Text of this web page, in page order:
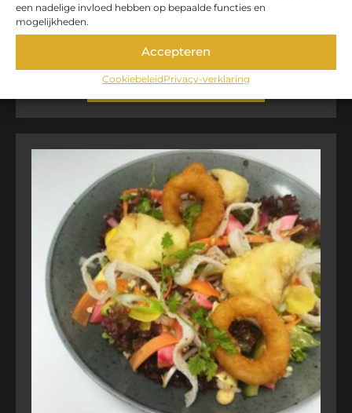
een nadelige invloed hebben op bepaalde functies en
mogelijkheden.
Accepteren
CookiebeleidPrivacy-verklaring
TOM KHA KAI SOEP
€8,00